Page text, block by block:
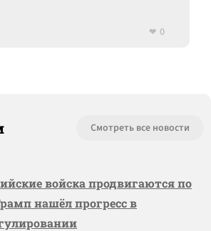
0
Смотреть все новости
войска продвигаются по
нашёл прогресс в